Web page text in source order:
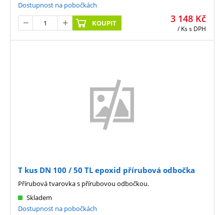
3 148 Kč
/ Kss DPH
Dostupnost na pobočkách
KOUPIT
T kus DN 100 / 50 TL epoxid přírubová odbočka
Skladem
Dostupnost na pobočkách
Přírubová tvarovka s přírubovou odbočkou.